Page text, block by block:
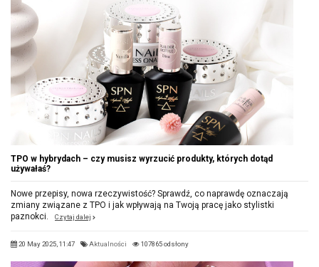
TPO w hybrydach – czy musisz wyrzucić produkty, których dotąd
używałaś?
Nowe przepisy, nowa rzeczywistość? Sprawdź, co naprawdę oznaczają
zmiany związane z TPO i jak wpływają na Twoją pracę jako stylistki
paznokci.
Czytaj dalej
20 May 2025, 11:47 Aktualności 107865 odsłony